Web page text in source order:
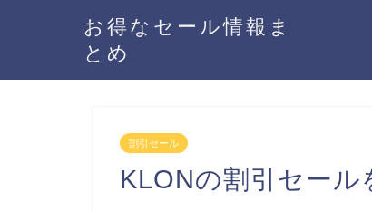
お得なセール情報ま
とめ
割引セール
KLONの割引セー